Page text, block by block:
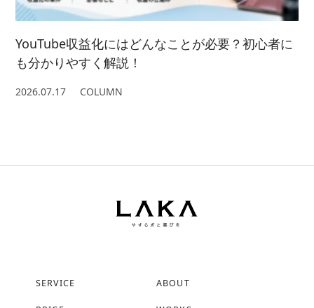
YouTube収益化にはどんなことが必要？初心者に
も分かりやすく解説！
2026.07.17 COLUMN
SERVICE ABOUT